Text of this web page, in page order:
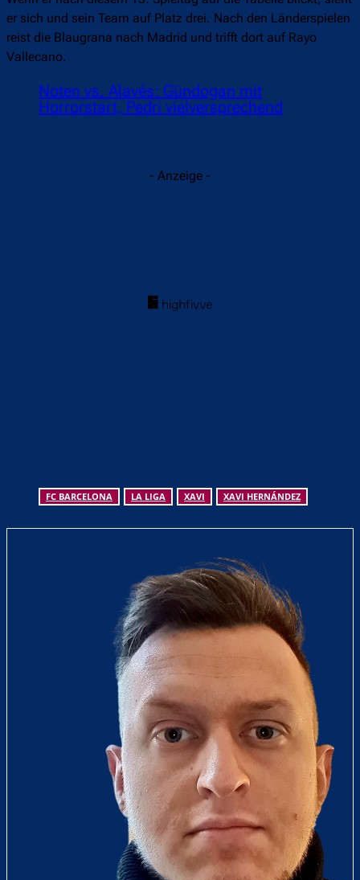
er sich und sein Team auf Platz drei. Nach den Länderspielen
reist die Blaugrana nach Madrid und trifft dort auf Rayo
Vallecano.
Noten vs. Alavés: Gündogan mit
Horrorstart, Pedri vielversprechend
- Anzeige -
FC BARCELONA LA LIGA XAVI XAVI HERNÁNDEZ